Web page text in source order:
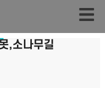
,소나무길